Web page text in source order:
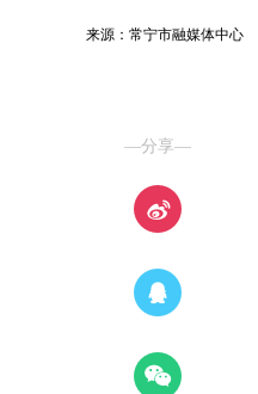
来源：常宁市融媒体中心
—分享—